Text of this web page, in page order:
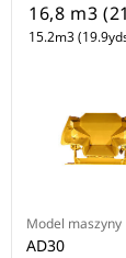
16,8 m3
15.2m3
Model maszyny
AD30